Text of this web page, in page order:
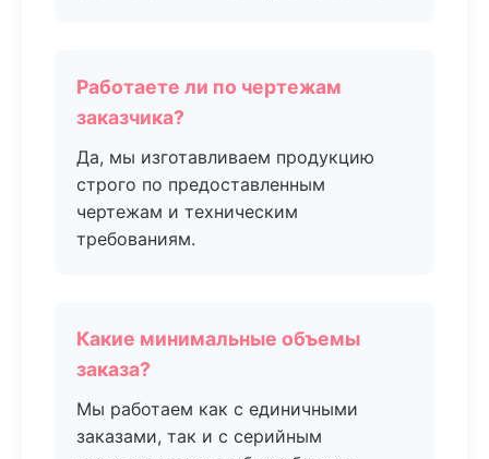
Работаете ли по чертежам
заказчика?
Да, мы изготавливаем продукцию
строго по предоставленным
чертежам и техническим
требованиям.
Какие минимальные объемы
заказа?
Мы работаем как с единичными
заказами, так и с серийным